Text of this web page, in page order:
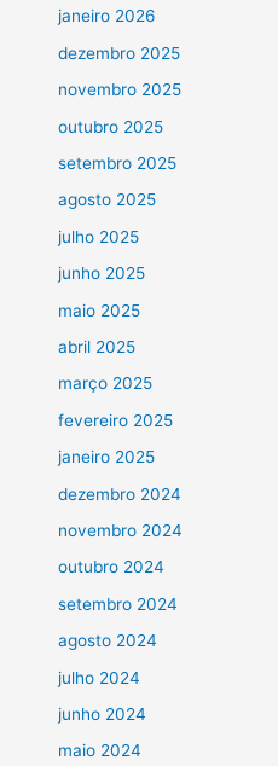
janeiro 2026
dezembro 2025
novembro 2025
outubro 2025
setembro 2025
agosto 2025
julho 2025
junho 2025
maio 2025
abril 2025
março 2025
fevereiro 2025
janeiro 2025
dezembro 2024
novembro 2024
outubro 2024
setembro 2024
agosto 2024
julho 2024
junho 2024
maio 2024